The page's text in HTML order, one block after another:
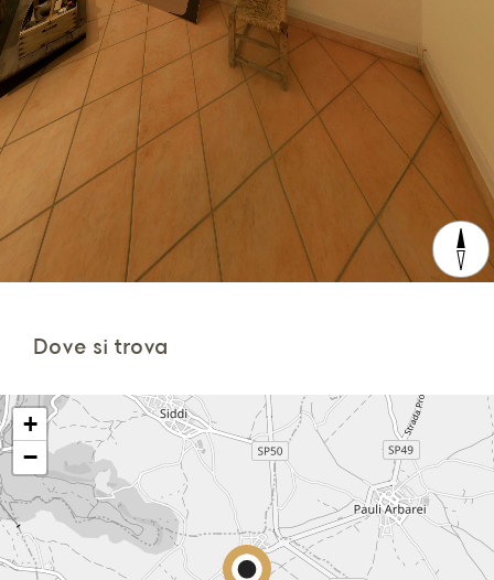
Dove si trova
+
−